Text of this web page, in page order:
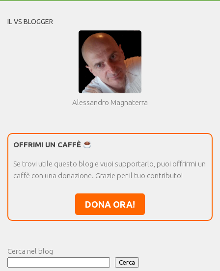
IL VS BLOGGER
Alessandro Magnaterra
OFFRIMI UN CAFFÈ
Se trovi utile questo blog e vuoi supportarlo, puoi offrirmi un
caffè con una donazione. Grazie per il tuo contributo!
DONA ORA!
Cerca nel blog
Cerca